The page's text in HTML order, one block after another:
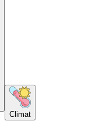
Climat